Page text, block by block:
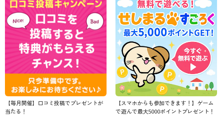
【毎月開催】口コミ投稿でプレゼントが
当たる！
【スマホからも参加できます！】ゲーム
で遊んで最大5000ポイントプレゼント！